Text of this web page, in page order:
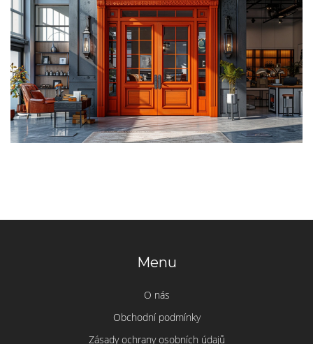
Menu
O nás
Obchodní podmínky
Zásady ochrany osobních údajů